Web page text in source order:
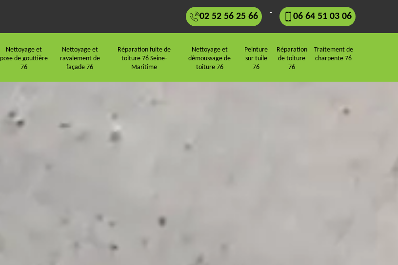
02 52 56 25 66 - 06 64 51 03 06
Nettoyage et
pose de gouttière
76
Nettoyage et
ravalement de
façade 76
Réparation fuite de
toiture 76 Seine-
Maritime
Nettoyage et
démoussage de
toiture 76
Peinture
sur tuile
76
Réparation
de toiture
76
Traitement de
charpente 76